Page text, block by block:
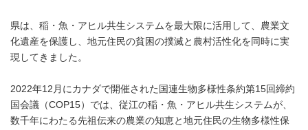
県は、稲・魚・アヒル共生システムを最大限に活用して、農業文
化遺産を保護し、地元住民の貧困の撲滅と農村活性化を同時に実
現してきました。
2022年12月にカナダで開催された国連生物多様性条約第15回締約
国会議（COP15）では、従江の稲・魚・アヒル共生システムが、
数千年にわたる先祖伝来の農業の知恵と地元住民の生物多様性保